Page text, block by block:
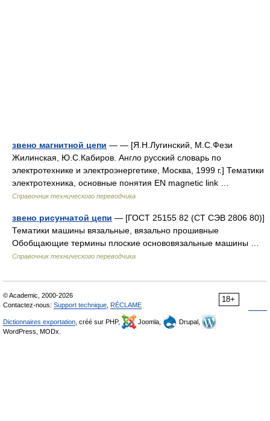
звено магнитной цепи — — [Я.Н.Лугинский, М.С.Фези
Жилинская, Ю.С.Кабиров. Англо русский словарь по
электротехнике и электроэнергетике, Москва, 1999 г.] Тематики
электротехника, основные понятия EN magnetic link …
Справочник технического переводчика
звено рисунчатой цепи — [ГОСТ 25155 82 (СТ СЭВ 2806 80)]
Тематики машины вязальные, вязально прошивные
Обобщающие термины плоские основовязальные машины …
Справочник технического переводчика
18+
© Academic, 2000-2026
Contactez-nous: Support technique RÉCLAME
Dictionnaires exportation , créé sur PHP, Joomla,
Drupal,
WordPress, MODx.